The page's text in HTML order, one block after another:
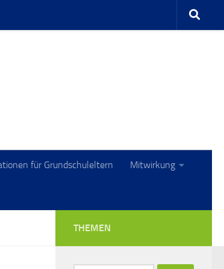
für Grundschuleltern Mitwirkung
THEMEN